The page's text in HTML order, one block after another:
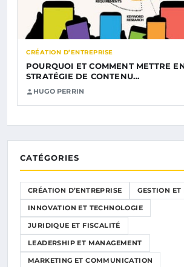
CRÉATION D’ENTREPRISE
POURQUOI ET COMMENT METTRE
STRATÉGIE DE CONTENU…
HUGO PERRIN
CATÉGORIES
CRÉATION D’ENTREPRISE GESTION ET
INNOVATION ET TECHNOLOGIE
JURIDIQUE ET FISCALITÉ
LEADERSHIP ET MANAGEMENT
MARKETING ET COMMUNICATION